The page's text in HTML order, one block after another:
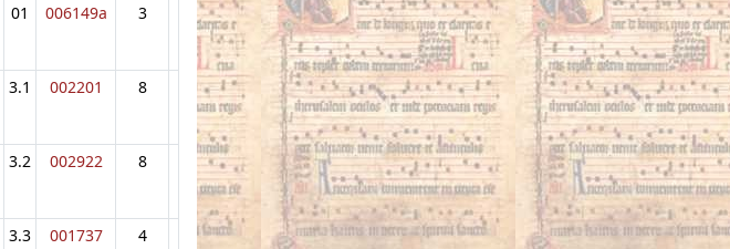
01 006149a 3
3.1 002201 8
3.2 002922 8
3.3 001737 4